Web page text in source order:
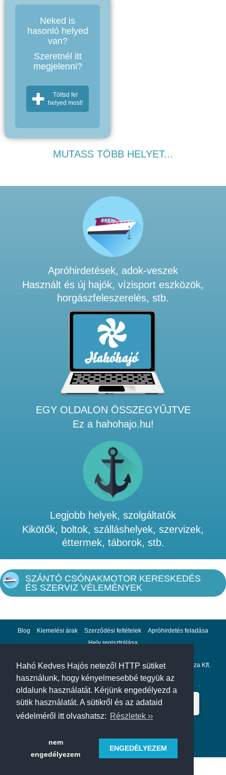
Hahó Kedves Hajós netező! HTTP sütiket
használunk, hogy kényelmesebbé tegyük az
oldalunk használatát. Kérjünk engedélyezd a
sütik használatát. A sütikről és az adataid
védelméről itt olvashatsz: Részletek ››
nem
engedélyezem
ENGEDÉLYEZEM
Neked is
hasonló helyed
van?
Szeretnél itt
megjelenni?
Töltsd fel
helyed most!
MUTASS TÖBB HELYET...
Apróhirdetések, adok-veszek
Használt és új hajók, vízisport eszközök,
horgászfeleszerelés, stb.
EGY OLDALON ÖSSZEGYŰJTVE
Ez a hahohajo.hu!
Legjobb helyek, szolgáltatók
Kikötők, boltok, szálláshelyek, szervizek,
éttermek, táborok, stb.
SZÁNTÓ CSÓNAKMOTOR KERESKEDÉS
ÉS SZERVIZ VÉLEMÉNYEK
Blog Kiemelési árak Szerződési feltételek
Apróhirdetés feladása
Hely regisztrálása
Adatvédelem Impresszum A hahohajo.hu kiadója a GlobalPlaza Kft.
A hahohajo.hu online bankkártyás fizetési partnere az .